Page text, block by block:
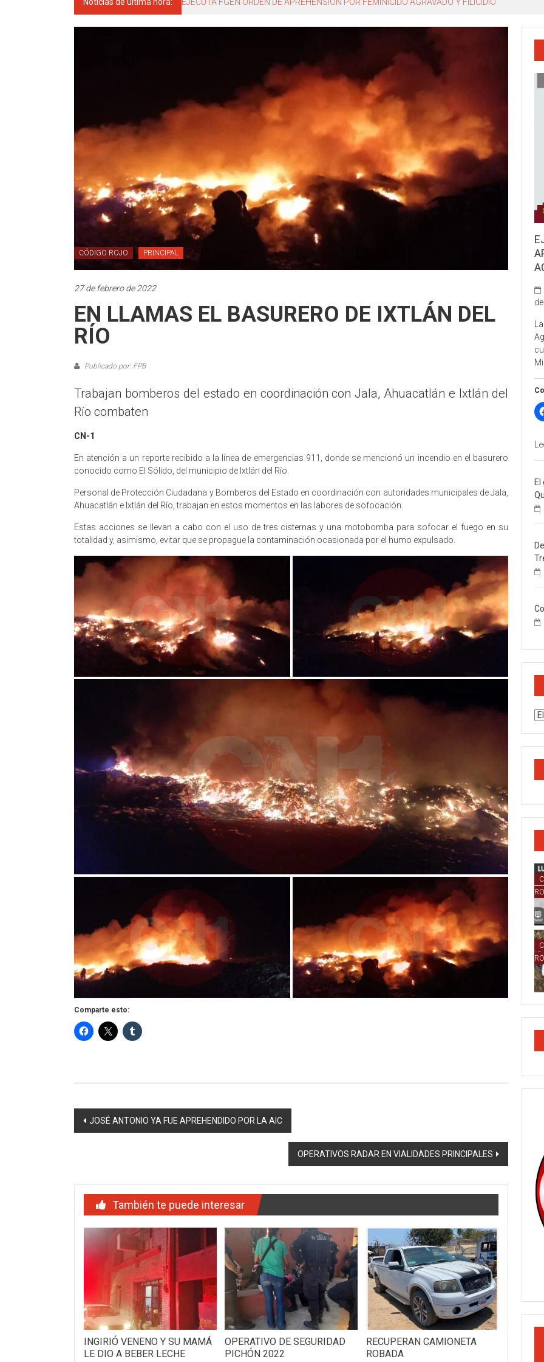
CÓDIGO ROJO PRINCIPAL
27 de febrero de 2022
EN LLAMAS EL BASURERO DE IXTLÁN DEL
RÍO
Publicado por: FPB
Trabajan bomberos del estado en coordinación con Jala, Ahuacatlán e Ixtlán del
Río combaten
CN-1
En atención a un reporte recibido a la línea de emergencias 911, donde se mencionó un incendio en el basurero
conocido como El Sólido, del municipio de Ixtlán del Río.
Personal de Protección Ciudadana y Bomberos del Estado en coordinación con autoridades municipales de Jala,
Ahuacatlán e Ixtlán del Río, trabajan en estos momentos en las labores de sofocación.
Estas acciones se llevan a cabo con el uso de tres cisternas y una motobomba para sofocar el fuego en su
totalidad y, asimismo, evitar que se propague la contaminación ocasionada por el humo expulsado.
Comparte esto:
Navegación
JOSÉ ANTONIO YA FUE APREHENDIDO POR LA AIC
OPERATIVOS RADAR EN VIALIDADES PRINCIPALES
También te puede interesar
INGIRIÓ VENENO Y SU MAMÁ
LE DIO A BEBER LECHE
OPERATIVO DE SEGURIDAD
PICHÓN 2022
RECUPERAN CAMIONETA
ROBADA
El